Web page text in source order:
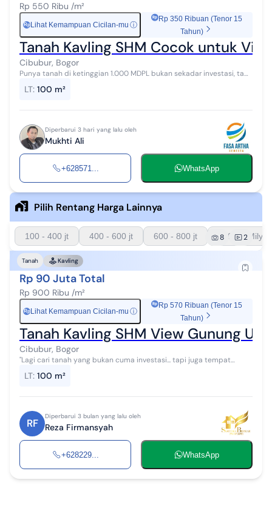
Rp 550 Ribu /m²
Rp Lihat Kemampuan Cicilan-mu ⓘ
Rp 350 Ribuan (Tenor 15
Tahun)
Tanah Kavling SHM Cocok untuk
Cibubur, Bogor
Punya tanah di ketinggian 1.000 MDPL bukan sekadar investasi, tapi
udara pegunungan...
LT: 100 m²
Diperbarui 3 hari yang lalu oleh
Mukhti Ali
+628571... WhatsApp
Pilih Rentang Harga Lainnya
100 - 400 jt 400 - 600 jt 600 - 800 jt 800 - 1 Milyar
8 2
Tanah Kavling
Rp 90 Juta Total
Rp 900 Ribu /m²
Rp Lihat Kemampuan Cicilan-mu ⓘ
Rp 570 Ribuan (Tenor 15
Tahun)
Tanah Kavling SHM View Gunung
Cibubur, Bogor
"Lagi cari tanah yang bukan cuma investasi... tapi juga tempat
Eropa dengan sua...
LT: 100 m²
RF
Diperbarui 3 bulan yang lalu oleh
Reza Firmansyah
+628229... WhatsApp